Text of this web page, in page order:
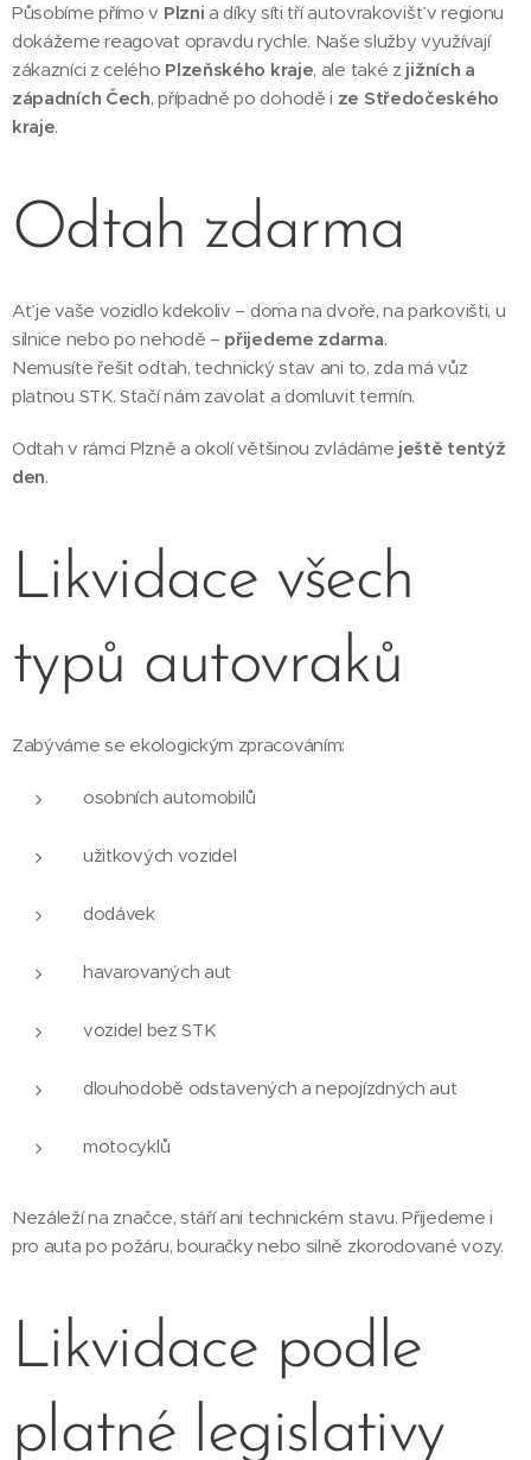
Působíme přímo v Plzni a díky síti tří autovrakovišť v regionu
dokážeme reagovat opravdu rychle. Naše služby využívají
zákazníci z celého Plzeňského kraje, ale také z jižních a
západních Čech, případně po dohodě i ze Středočeského
kraje.
Odtah zdarma
Ať je vaše vozidlo kdekoliv – doma na dvoře, na parkovišti, u
silnice nebo po nehodě – přijedeme zdarma.
Nemusíte řešit odtah, technický stav ani to, zda má vůz
platnou STK. Stačí nám zavolat a domluvit termín.
Odtah v rámci Plzně a okolí většinou zvládáme ještě tentýž
den.
Likvidace všech
typů autovraků
Zabýváme se ekologickým zpracováním:
osobních automobilů
užitkových vozidel
dodávek
havarovaných aut
vozidel bez STK
dlouhodobě odstavených a nepojízdných aut
motocyklů
Nezáleží na značce, stáří ani technickém stavu. Přijedeme i
pro auta po požáru, bouračky nebo silně zkorodované vozy.
Likvidace podle
platné legislativy